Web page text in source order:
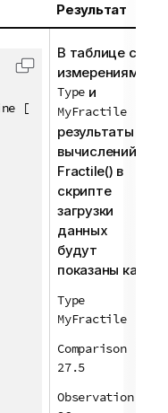
Результат
[
Скопировать код в
В таблице с
измерениями
Type и
MyFractile
результаты
вычислений
Fractile() в
скрипте
загрузки
данных
будут
показаны как:
Type
MyFractile
Comparison
27.5
Observation